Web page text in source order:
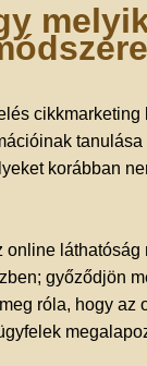
korábban
online
győződjön
róla, hogy